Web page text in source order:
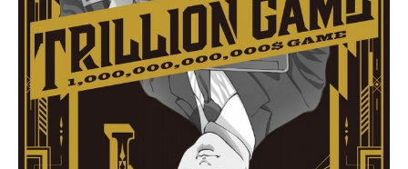
名クラシック★スターズ放送形態TV
アニメスケジュール2025年4月5日
（土）～2025年6月28日（土）TOKY
OMX・BS11にて話数全13話キャスト
ベートーヴェン：内田雄馬モーツァ
ルト：伊東健人ショパン：安部瞬リ
スト：石毛翔弥ロスト・ベートーヴ
ェン：八代拓ロスト・ヴィヴァルデ